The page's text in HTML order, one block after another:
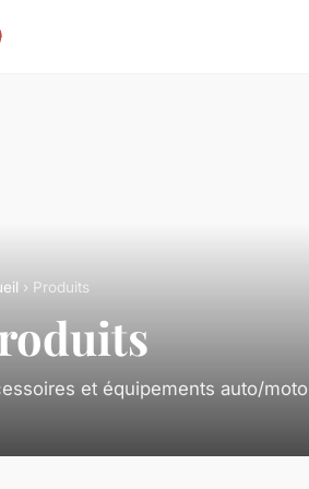
› Produits
et équipements auto/moto